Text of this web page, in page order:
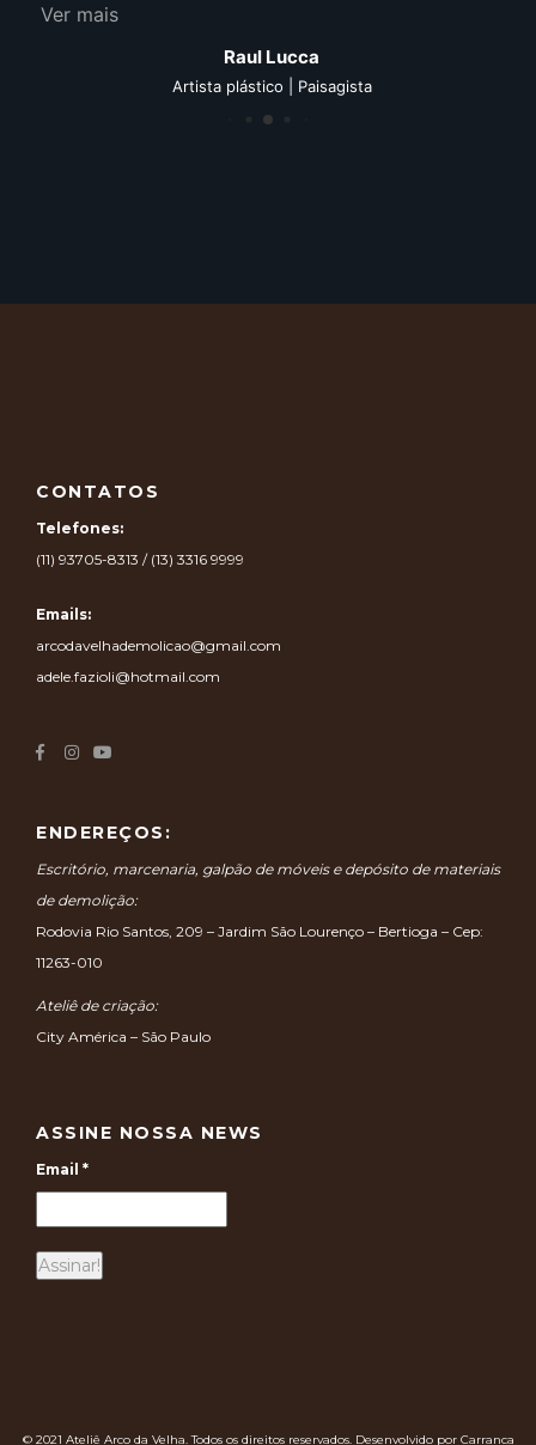
Ver mais
Raul Lucca
Artista plástico | Paisagista
CONTATOS
Telefones:
(11) 93705-8313 / (13) 3316 9999
Emails:
arcodavelhademolicao@gmail.com
adele.fazioli@hotmail.com
ENDEREÇOS:
Escritório, marcenaria, galpão de móveis e depósito de materiais
de demolição:
Rodovia Rio Santos, 209 – Jardim São Lourenço – Bertioga – Cep:
11263-010
Ateliê de criação:
City América – São Paulo
ASSINE NOSSA NEWS
Email *
© 2021 Ateliê Arco da Velha. Todos os direitos reservados. Desenvolvido por Carranca